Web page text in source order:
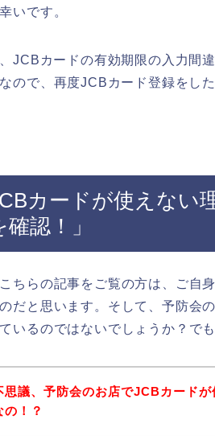
いです。
JCBカードの有効期限の入力間
ので、再度JCBカード登録をし
カードが使えない
認！」
ちらの記事をご覧の方は、ご自
だと思います。そして、予防会
いるのではないでしょうか？でも
思議、予防会のお店でJCBカード
の！？